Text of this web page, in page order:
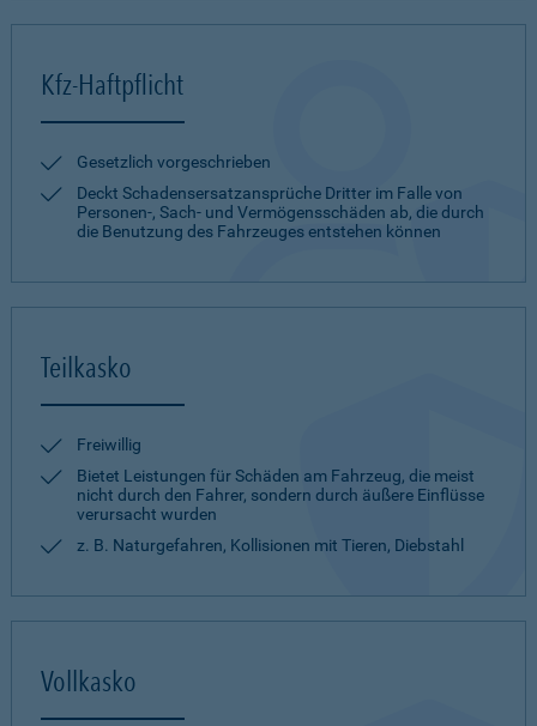
Kfz-Haftpflicht
Gesetzlich vorgeschrieben
Deckt Schadensersatzansprüche Dritter im Falle von
Personen-, Sach- und Vermögensschäden ab, die durch
die Benutzung des Fahrzeuges entstehen können
Teilkasko
Freiwillig
Bietet Leistungen für Schäden am Fahrzeug, die meist
nicht durch den Fahrer, sondern durch äußere Einflüsse
verursacht wurden
z. B. Naturgefahren, Kollisionen mit Tieren, Diebstahl
Vollkasko